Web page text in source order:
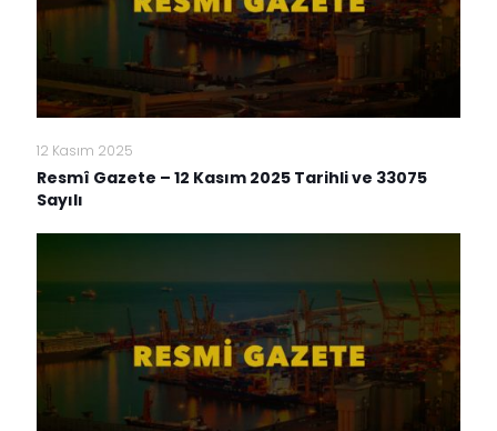
12 Kasım 2025
Resmî Gazete – 12 Kasım 2025 Tarihli ve 33075
Sayılı